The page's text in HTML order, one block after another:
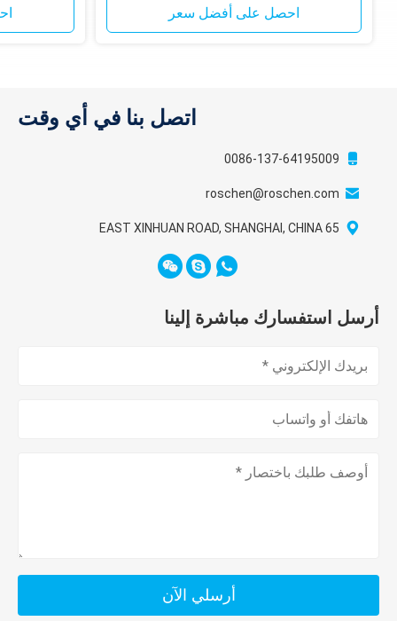
احصل على أفضل سعر
اتصل بنا في أي وقت
0086-137-64195009
roschen@roschen.com
65 EAST XINHUAN ROAD, SHANGHAI, CHINA
أرسل استفسارك مباشرة إلينا
أرسلي الآن